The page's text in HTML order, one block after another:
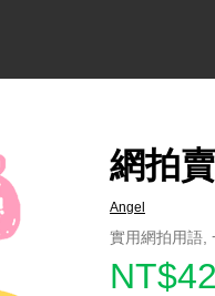
網拍
Angel
實用網拍用語,
NT$42